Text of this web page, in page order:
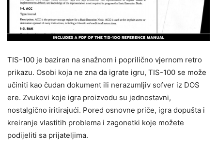
TIS-100 je baziran na snažnom i poprilično vjernom retro
prikazu. Osobi koja ne zna da igrate igru, TIS-100 se može
učiniti kao čudan dokument ili nerazumljiv sofver iz DOS
ere. Zvukovi koje igra proizvodu su jednostavni,
nostalgično iritirajući. Pored osnovne priče, igra dopušta i
kreiranje vlastitih problema i zagonetki koje možete
podijeliti sa prijateljima.